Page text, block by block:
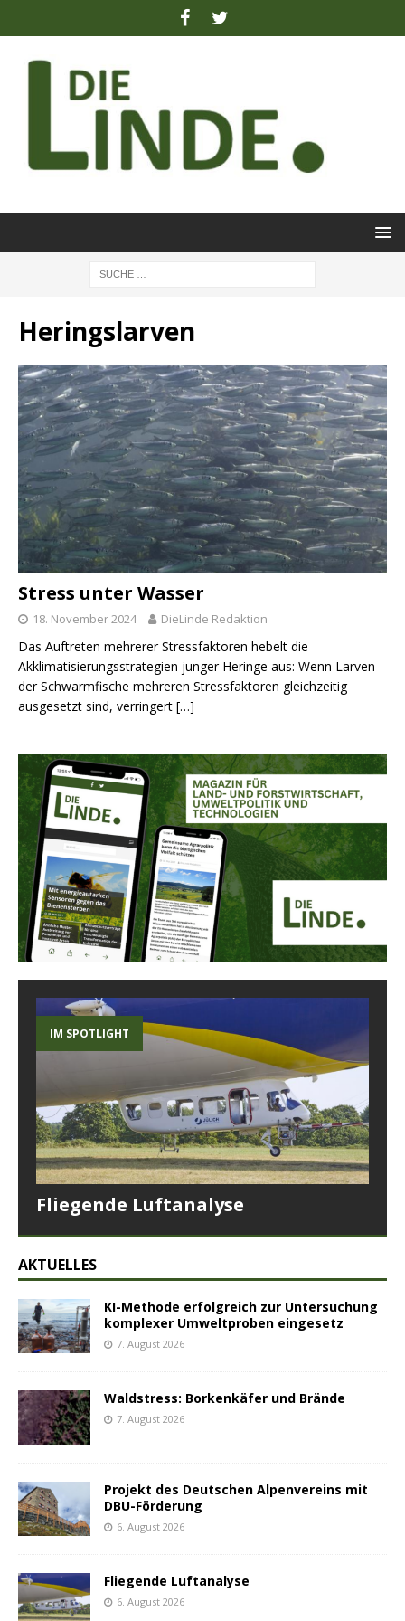
Heringslarven
Stress unter Wasser
18. November 2024 DieLinde Redaktion
Das Auftreten mehrerer Stressfaktoren hebelt die
Akklimatisierungsstrategien junger Heringe aus: Wenn Larven
der Schwarmfische mehreren Stressfaktoren gleichzeitig
ausgesetzt sind, verringert […]
IM SPOTLIGHT
Fliegende Luftanalyse
AKTUELLES
KI-Methode erfolgreich zur Untersuchung
komplexer Umweltproben eingesetz
7. August 2026
Waldstress: Borkenkäfer und Brände
7. August 2026
Projekt des Deutschen Alpenvereins mit
DBU-Förderung
6. August 2026
Fliegende Luftanalyse
6. August 2026